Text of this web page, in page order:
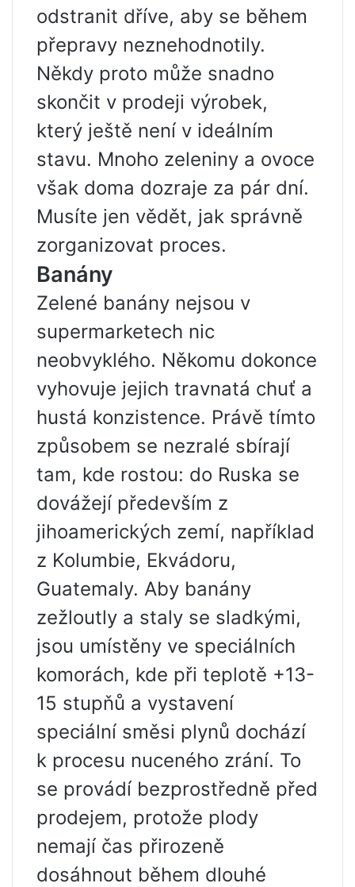
odstranit dříve, aby se během
přepravy neznehodnotily.
Někdy proto může snadno
skončit v prodeji výrobek,
který ještě není v ideálním
stavu. Mnoho zeleniny a ovoce
však doma dozraje za pár dní.
Musíte jen vědět, jak správně
zorganizovat proces.
Banány
Zelené banány nejsou v
supermarketech nic
neobvyklého. Někomu dokonce
vyhovuje jejich travnatá chuť a
hustá konzistence. Právě tímto
způsobem se nezralé sbírají
tam, kde rostou: do Ruska se
dovážejí především z
jihoamerických zemí, například
z Kolumbie, Ekvádoru,
Guatemaly. Aby banány
zežloutly a staly se sladkými,
jsou umístěny ve speciálních
komorách, kde při teplotě +13-
15 stupňů a vystavení
speciální směsi plynů dochází
k procesu nuceného zrání. To
se provádí bezprostředně před
prodejem, protože plody
nemají čas přirozeně
dosáhnout během dlouhé